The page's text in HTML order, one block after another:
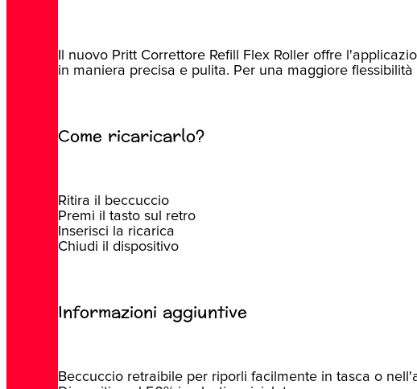
Il nuovo Pritt Correttore Refill Flex Roller offre
in maniera precisa e pulita. Per una maggiore flessibilità
Come ricaricarlo?
Ritira il beccuccio
Premi il tasto sul retro
Inserisci la ricarica
Chiudi il dispositivo
Informazioni aggiuntive
Beccuccio retraibile per riporli facilmente in tasca o